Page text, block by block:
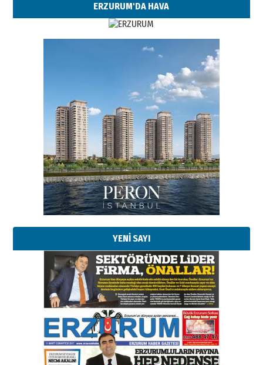
ERZURUM'DA HAVA
YENİ SAYI
Esat BİNDESEN
Başkan Sekmen’den Erzurum’a
bir vizyon proje daha!
02 Ağustos 2026 Pazar
Kadir SABUNCUOĞLU
Erzurumspor’un köşe taşları
29 Haziran 2026 Pazartesi
Murat Şahsuvaroğlu ERKON’da
çıtayı yukarı taşırken,
yönetimdekiler aşağı
çekmemeli!
17 Şubat 2026 SalıOrhan BOZKURT
Bir fotoğraf, bir şehir, bir
gazeteci… Dizginler kimin
elinde?
31 Mart 2026 Salı
A. Berhan Yılmaz